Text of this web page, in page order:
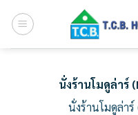
นั่งร้านโมดูล่าร์
นั่งร้านโมดูล่าร์